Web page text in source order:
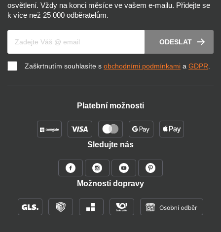
osvětlení. Vždy na konci měsíce ve vašem e-mailu. Přidejte se
k více než 25 000 odběratelům.
ODESLAT
Zaškrtnutím souhlasíte s obchodními podmínkami a GDPR
Platební možnosti
Sledujte nás
Možnosti dopravy